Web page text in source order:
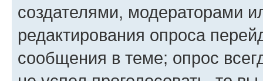
создателями, модераторами
редактирования опроса
сообщения в теме; опрос